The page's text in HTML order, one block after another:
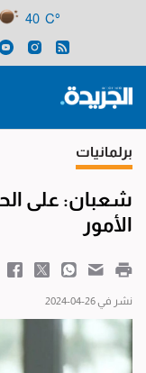
40 C°
برلمانيات
شعبان: على
الأمور
نشر في 26-04-2024